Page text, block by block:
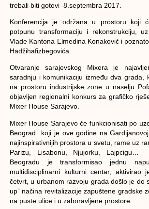
trebali biti gotovi 8.septembra 2017.
Konferencija je održana u prostoru koji
potpunu transformaciju i rekonstrukciju,
Vlade Kantona Elmedina Konaković i
Hadžihafizbegovića.
Otvaranje sarajevskog Mixera je
saradnju i komunikaciju između dva
na prostoru industrijske zone u naselju
objavljen regionalni konkurs za grafičko
Mixer House Sarajevo.
Mixer House Sarajevo će funkcionisati po
Beograd koji je ove godine na
najinspirativnijih prostora u svetu, rame uz
Parizu, Lisabonu, Njujorku,
Beogradu je transformisao jednu
multidisciplinarni kulturni centar, aktivirao
četvrt, u urbanom razvoju grada došlo je do
up” načina revitalizacije zapuštene gradske
na puste ulice i u zaboravljene prostore.